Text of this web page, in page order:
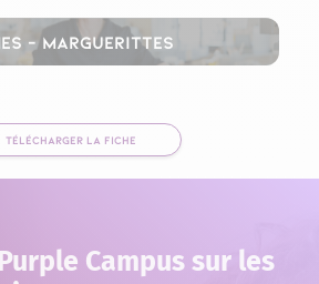
– Marguerittes
TÉLÉCHARGER LA FICHE
Campus sur les